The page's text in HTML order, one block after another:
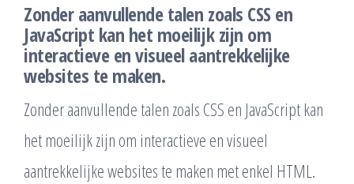
Zonder aanvullende talen zoals CSS en
JavaScript kan het moeilijk zijn om
interactieve en visueel aantrekkelijke
websites te maken.
Zonder aanvullende talen zoals CSS en JavaScript kan
het moeilijk zijn om interactieve en visueel
aantrekkelijke websites te maken met enkel HTML.